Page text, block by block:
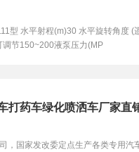
型 水平射程(m)30 水平旋转角度 (
节150~200液泵压力(MP
打药车绿化喷洒车厂家直
，国家发改委定点生产各类专用汽